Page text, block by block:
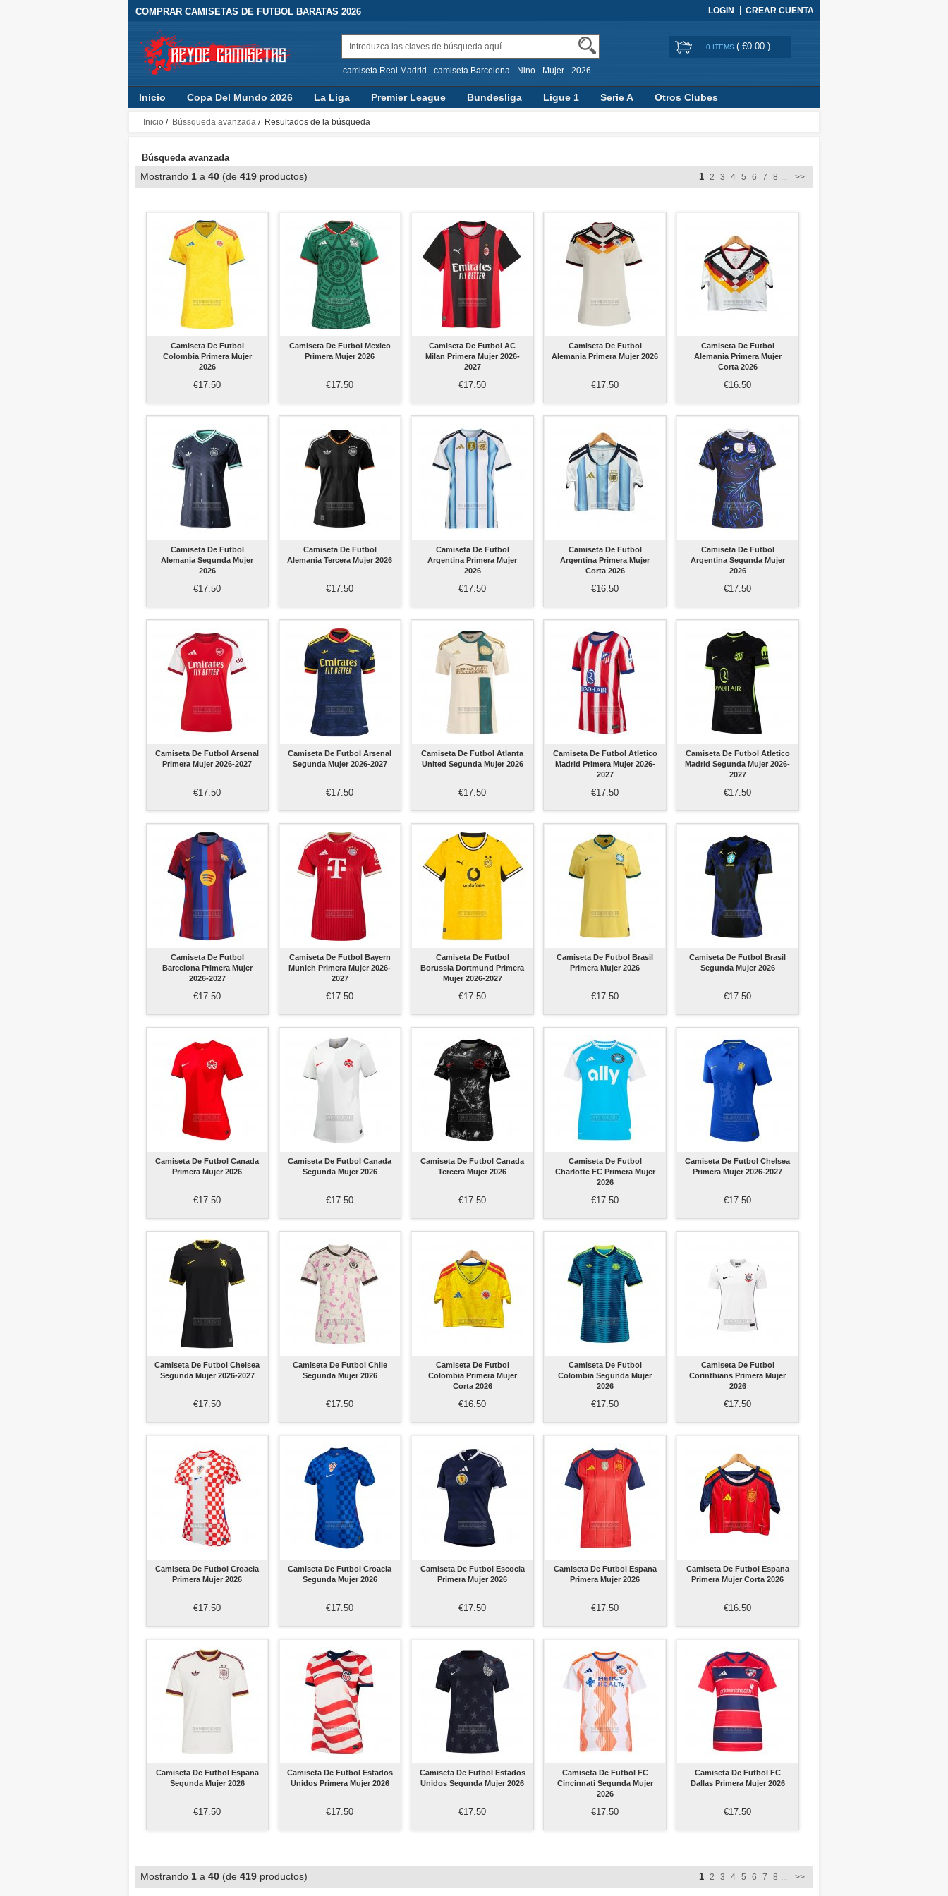
COMPRAR CAMISETAS DE FUTBOL BARATAS 2026 LOGIN CREAR CUENTA
camiseta Real Madrid camiseta Barcelona Nino Mujer 2026
0 ITEMS ( €0.00 )
Inicio Copa Del Mundo 2026 La Liga Premier League Bundesliga Ligue 1 Serie A Otros Clubes
Inicio / Bússqueda avanzada / Resultados de la búsqueda
Búsqueda avanzada
Mostrando 1 a 40 (de 419 productos) 1 2 3 4 5 6 7 8 ... >>
Camiseta De Futbol
Colombia Primera Mujer
2026
€17.50
Camiseta De Futbol Mexico
Primera Mujer 2026
€17.50
Camiseta De Futbol AC
Milan Primera Mujer 2026-
2027
€17.50
Camiseta De Futbol
Alemania Primera Mujer 2026
€17.50
Camiseta De Futbol
Alemania Primera Mujer
Corta 2026
€16.50
Camiseta De Futbol
Alemania Segunda Mujer
2026
€17.50
Camiseta De Futbol
Alemania Tercera Mujer 2026
€17.50
Camiseta De Futbol
Argentina Primera Mujer
2026
€17.50
Camiseta De Futbol
Argentina Primera Mujer
Corta 2026
€16.50
Camiseta De Futbol
Argentina Segunda Mujer
2026
€17.50
Camiseta De Futbol Arsenal
Primera Mujer 2026-2027
€17.50
Camiseta De Futbol Arsenal
Segunda Mujer 2026-2027
€17.50
Camiseta De Futbol Atlanta
United Segunda Mujer 2026
€17.50
Camiseta De Futbol Atletico
Madrid Primera Mujer 2026-
2027
€17.50
Camiseta De Futbol Atletico
Madrid Segunda Mujer 2026-
2027
€17.50
Camiseta De Futbol
Barcelona Primera Mujer
2026-2027
€17.50
Camiseta De Futbol Bayern
Munich Primera Mujer 2026-
2027
€17.50
Camiseta De Futbol
Borussia Dortmund Primera
Mujer 2026-2027
€17.50
Camiseta De Futbol Brasil
Primera Mujer 2026
€17.50
Camiseta De Futbol Brasil
Segunda Mujer 2026
€17.50
Camiseta De Futbol Canada
Primera Mujer 2026
€17.50
Camiseta De Futbol Canada
Segunda Mujer 2026
€17.50
Camiseta De Futbol Canada
Tercera Mujer 2026
€17.50
Camiseta De Futbol
Charlotte FC Primera Mujer
2026
€17.50
Camiseta De Futbol Chelsea
Primera Mujer 2026-2027
€17.50
Camiseta De Futbol Chelsea
Segunda Mujer 2026-2027
€17.50
Camiseta De Futbol Chile
Segunda Mujer 2026
€17.50
Camiseta De Futbol
Colombia Primera Mujer
Corta 2026
€16.50
Camiseta De Futbol
Colombia Segunda Mujer
2026
€17.50
Camiseta De Futbol
Corinthians Primera Mujer
2026
€17.50
Camiseta De Futbol Croacia
Primera Mujer 2026
€17.50
Camiseta De Futbol Croacia
Segunda Mujer 2026
€17.50
Camiseta De Futbol Escocia
Primera Mujer 2026
€17.50
Camiseta De Futbol Espana
Primera Mujer 2026
€17.50
Camiseta De Futbol Espana
Primera Mujer Corta 2026
€16.50
Camiseta De Futbol Espana
Segunda Mujer 2026
€17.50
Camiseta De Futbol Estados
Unidos Primera Mujer 2026
€17.50
Camiseta De Futbol Estados
Unidos Segunda Mujer 2026
€17.50
Camiseta De Futbol FC
Cincinnati Segunda Mujer
2026
€17.50
Camiseta De Futbol FC
Dallas Primera Mujer 2026
€17.50
Mostrando 1 a 40 (de 419 productos) 1 2 3 4 5 6 7 8 ... >>